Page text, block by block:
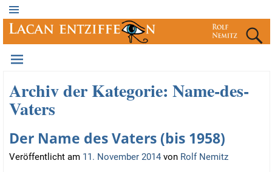
Archiv der Kategorie: Name-des-
Vaters
Der Name des Vaters (bis 1958)
Veröffentlicht am 11. November 2014 von Rolf Nemitz